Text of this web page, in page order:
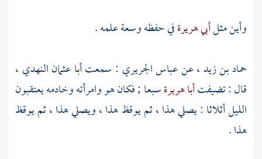
وأين مثلأبي هريرةفي حفظه وسعة علمه .
حماد بن زيد، عنعباس الجريري : سمعتأبا عثمان النهدي ،
قال : تضيفتأبا هريرةسبعا ; فكان هو وامرأته وخادمه يعتقبون
الليل أثلاثا : يصلي هذا ، ثم يوقظ هذا ، ويصلي هذا ، ثم يوقظ
هذا .